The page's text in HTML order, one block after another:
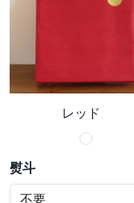
レッド
熨斗